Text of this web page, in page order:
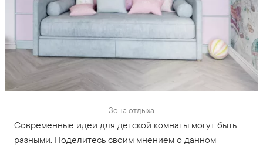
Зона отдыха
Современные идеи для детской комнаты могут быть
разными. Поделитесь своим мнением о данном